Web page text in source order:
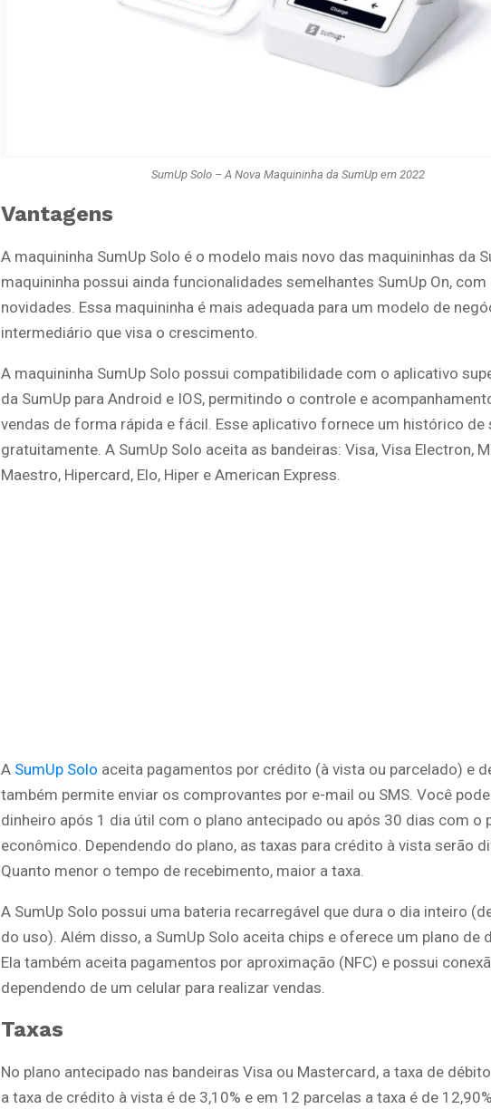
SumUp Solo – A Nova Maquininha da SumUp em 2022
Vantagens
A maquininha SumUp Solo é o modelo mais novo das maquininhas da
maquininha possui ainda funcionalidades semelhantes SumUp On,
novidades. Essa maquininha é mais adequada para um modelo de
intermediário que visa o crescimento.
A maquininha SumUp Solo possui compatibilidade com o aplicativo
da SumUp para Android e IOS, permitindo o controle e
vendas de forma rápida e fácil. Esse aplicativo fornece um histórico de
gratuitamente. A SumUp Solo aceita as bandeiras: Visa, Visa Electron,
Maestro, Hipercard, Elo, Hiper e American Express.
A SumUp Solo aceita pagamentos por crédito (à vista ou parcelado) e
também permite enviar os comprovantes por e-mail ou SMS. Você
dinheiro após 1 dia útil com o plano antecipado ou após 30 dias com o
econômico. Dependendo do plano, as taxas para crédito à vista serão
Quanto menor o tempo de recebimento, maior a taxa.
A SumUp Solo possui uma bateria recarregável que dura o dia inteiro
do uso). Além disso, a SumUp Solo aceita chips e oferece um plano de
Ela também aceita pagamentos por aproximação (NFC) e possui
dependendo de um celular para realizar vendas.
Taxas
No plano antecipado nas bandeiras Visa ou Mastercard, a taxa de
a taxa de crédito à vista é de 3,10% e em 12 parcelas a taxa é de